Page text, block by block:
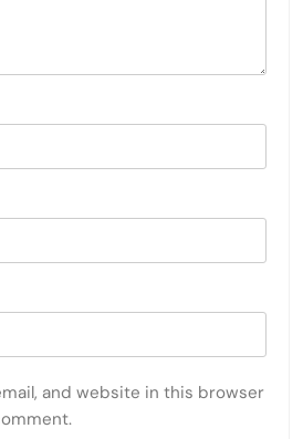
and website in this browser